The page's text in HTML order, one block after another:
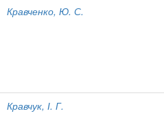
Кравченко, Ю. С.
Кравчук, І. Г.